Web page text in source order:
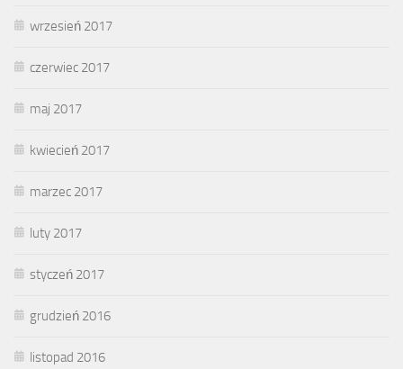
wrzesień 2017
czerwiec 2017
maj 2017
kwiecień 2017
marzec 2017
luty 2017
styczeń 2017
grudzień 2016
listopad 2016